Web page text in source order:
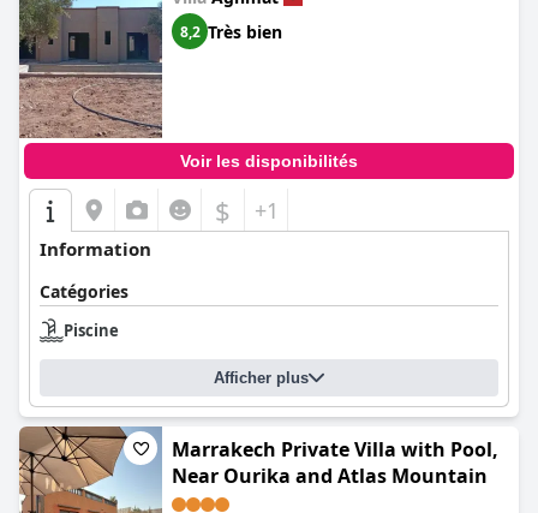
8,2 Très bien
Voir les disponibilités
$ +1
Information
Catégories
Piscine
Afficher plus
Marrakech Private Villa with Pool,
Near Ourika and Atlas Mountain